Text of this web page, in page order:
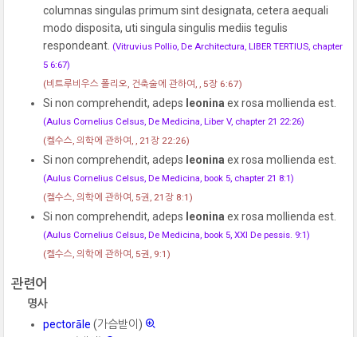
columnas singulas primum sint designata, cetera aequali
modo disposita, uti singula singulis mediis tegulis
respondeant. (Vitruvius Pollio, De Architectura, LIBER TERTIUS, chapter
5 6:67)
(비트루비우스 폴리오, 건축술에 관하여, , 5장 6:67)
Si non comprehendit, adeps leonina ex rosa mollienda est.
(Aulus Cornelius Celsus, De Medicina, Liber V, chapter 21 22:26)
(켈수스, 의학에 관하여, , 21장 22:26)
Si non comprehendit, adeps leonina ex rosa mollienda est.
(Aulus Cornelius Celsus, De Medicina, book 5, chapter 21 8:1)
(켈수스, 의학에 관하여, 5권, 21장 8:1)
Si non comprehendit, adeps leonina ex rosa mollienda est.
(Aulus Cornelius Celsus, De Medicina, book 5, XXI De pessis. 9:1)
(켈수스, 의학에 관하여, 5권, 9:1)
관련어
명사
pectorāle (가슴받이)